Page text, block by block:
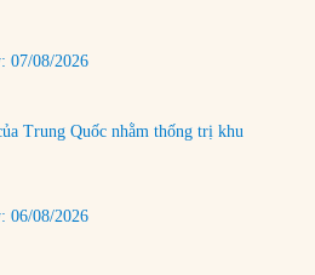
07/08/2026
Trung Quốc nhằm thống trị khu
06/08/2026